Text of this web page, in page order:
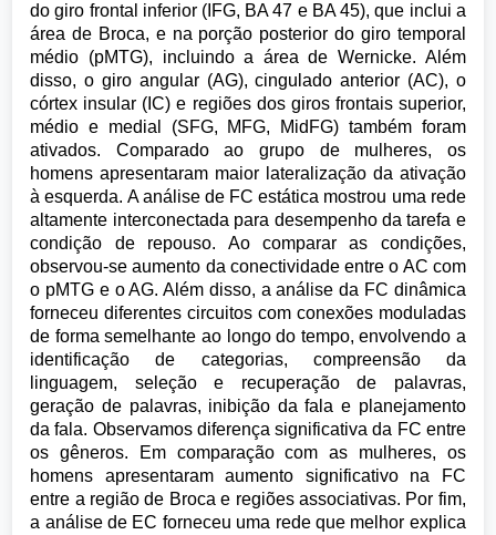
do giro frontal inferior (IFG, BA 47 e BA 45), que inclui a
área de Broca, e na porção posterior do giro temporal
médio (pMTG), incluindo a área de Wernicke. Além
disso, o giro angular (AG), cingulado anterior (AC), o
córtex insular (IC) e regiões dos giros frontais superior,
médio e medial (SFG, MFG, MidFG) também foram
ativados. Comparado ao grupo de mulheres, os
homens apresentaram maior lateralização da ativação
à esquerda. A análise de FC estática mostrou uma rede
altamente interconectada para desempenho da tarefa e
condição de repouso. Ao comparar as condições,
observou-se aumento da conectividade entre o AC com
o pMTG e o AG. Além disso, a análise da FC dinâmica
forneceu diferentes circuitos com conexões moduladas
de forma semelhante ao longo do tempo, envolvendo a
identificação de categorias, compreensão da
linguagem, seleção e recuperação de palavras,
geração de palavras, inibição da fala e planejamento
da fala. Observamos diferença significativa da FC entre
os gêneros. Em comparação com as mulheres, os
homens apresentaram aumento significativo na FC
entre a região de Broca e regiões associativas. Por fim,
a análise de EC forneceu uma rede que melhor explica